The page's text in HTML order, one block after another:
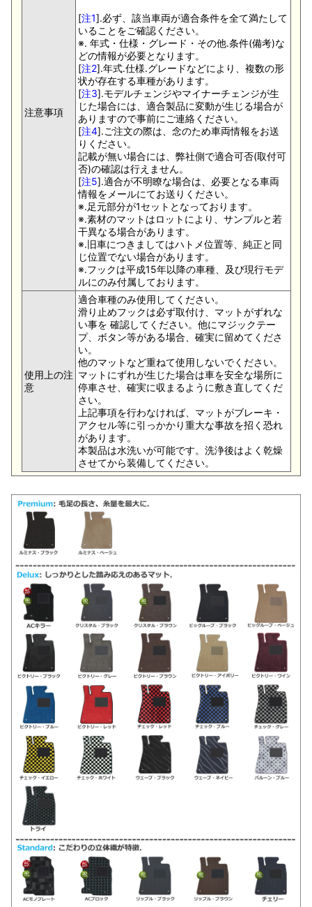
注意事項
[注1].必ず、該当車両が適合条件を全て満たして
いることをご確認ください。
※. 年式・仕様・グレード・その他.条件(備考)な
どの情報が必要となります。
[注2].年式.仕様.グレードなどにより、複数の形
状が存在する車種があります。
[注3].モデルチェンジやマイナーチェンジが生
じた場合には、適合製品に変動が生じる場合が
ありますので事前にご連絡ください。
[注4].ご注文の際は、念のため車両情報をお送
りください。
記載が無い場合には、弊社側で適合可否(取付可
否)の確認は行えません。
[注5].適合が不明瞭な場合は、必要となる車両
情報をメールにてお送りください。
※.足元部分が1セットとなっております。
※.素材のマットはロットにより、サンプルと若
干異なる場合があります。
※.旧車につきましてはハトメ位置等、純正と同
じ位置でない場合があります。
※.フックは平成15年以降の車種、及び現行モデ
ルにのみ付属しております。
使用上の注
意
適合車種のみ使用してください。
滑り止めフックは必ず取付け、マットがずれな
い事を 確認してください。他にマジックテー
プ、ボタン等がある場合、確実に留めてくださ
い。
他のマットなど重ねて使用しないでください。
マットにずれが生じた場合は車を安全な場所に
停車させ、確実に収まるように敷き直してくだ
さい。
上記事項を行わなければ、マットがブレーキ・
アクセル等に引っかかり重大な事故を招く恐れ
があります。
本製品は水洗いが可能です。洗浄後はよく乾燥
させてから装備してください。